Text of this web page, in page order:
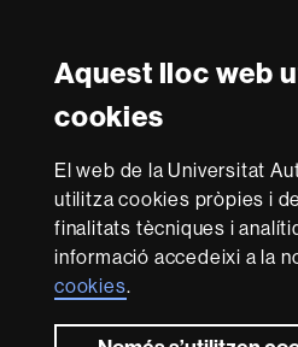
Aquest lloc web
cookies
El web de la Universitat
utilitza cookies pròpies i
finalitats tècniques i
informació accedeixi a la
cookies.
Amb el
Sobre
aquest
web
Avís legal Protecció
web Accessibilitat web
docència de qualitat i